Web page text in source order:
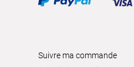
Suivre ma commande